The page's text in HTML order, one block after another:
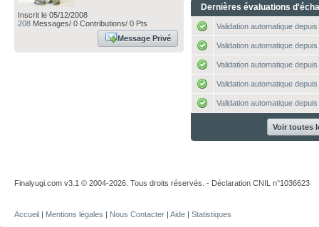
Inscrit le 05/12/2008
208 Messages/ 0 Contributions/ 0 Pts
Message Privé
Dernières évaluations
Validation automatique
Validation automatique
Validation automatique
Validation automatique
Validation automatique
Voir toutes
Finalyugi.com v3.1 © 2004-2026. Tous droits réservés. - Déclaration CNIL n°1036623
Accueil | Mentions légales | Nous Contacter | Aide | Statistiques